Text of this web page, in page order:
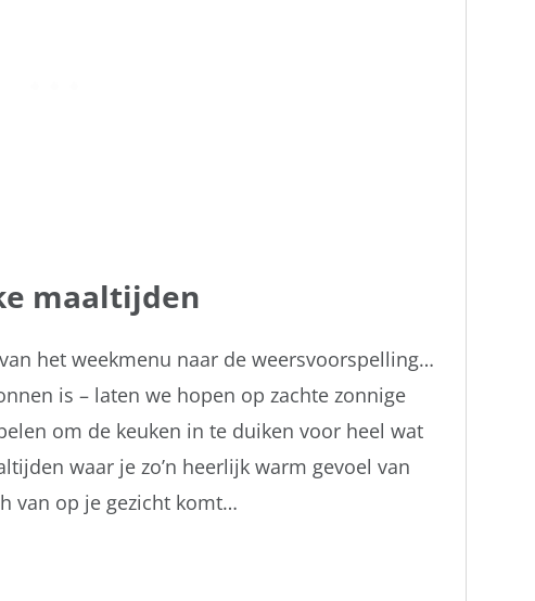
maaltijden
het weekmenu naar de weersvoorspelling…
is – laten we hopen op zachte zonnige
om de keuken in te duiken voor heel wat
waar je zo’n heerlijk warm gevoel van
van op je gezicht komt…